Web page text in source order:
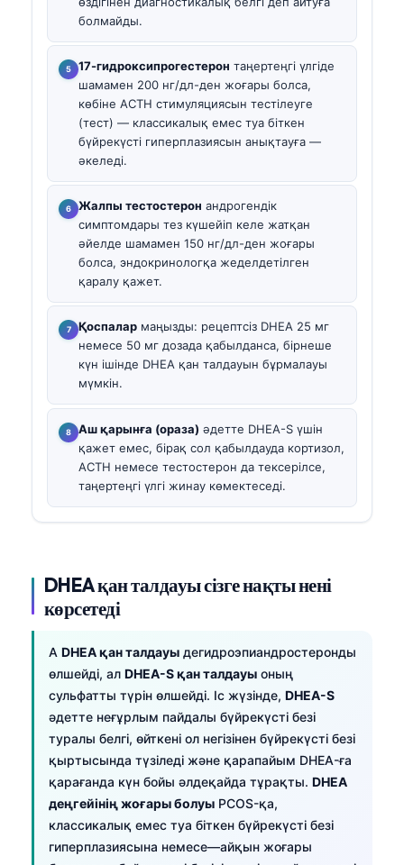
болмайды.
17-гидроксипрогестерон таңертеңгі үлгіде
шамамен 200 нг/дл-ден жоғары болса,
көбіне ACTH стимуляциясын тестілеуге
(тест) — классикалық емес туа біткен
бүйрекүсті гиперплазиясын анықтауға —
әкеледі.
Жалпы тестостерон андрогендік
симптомдары тез күшейіп келе жатқан
әйелде шамамен 150 нг/дл-ден жоғары
болса, эндокринологқа жеделдетілген
қаралу қажет.
Қоспалар маңызды: рецептсіз DHEA 25 мг
немесе 50 мг дозада қабылданса, бірнеше
күн ішінде DHEA қан талдауын бұрмалауы
мүмкін.
Аш қарынға (ораза) әдетте DHEA-S үшін
қажет емес, бірақ сол қабылдауда кортизол,
ACTH немесе тестостерон да тексерілсе,
таңертеңгі үлгі жинау көмектеседі.
DHEA қан талдауы сізге нақты нені
көрсетеді
A DHEA қан талдауы дегидроэпиандростеронды
өлшейді, ал DHEA-S қан талдауы оның
сульфатты түрін өлшейді. Іс жүзінде, DHEA-S
әдетте неғұрлым пайдалы бүйрекүсті безі
туралы белгі, өйткені ол негізінен бүйрекүсті безі
қыртысында түзіледі және қарапайым DHEA-ға
қарағанда күн бойы әлдеқайда тұрақты. DHEA
деңгейінің жоғары болуы PCOS-қа,
классикалық емес туа біткен бүйрекүсті безі
гиперплазиясына немесе—айқын жоғары